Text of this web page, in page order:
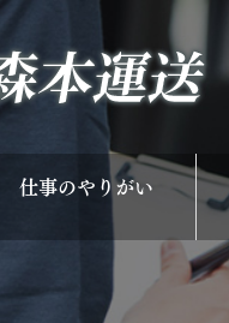
仕事のやりがい